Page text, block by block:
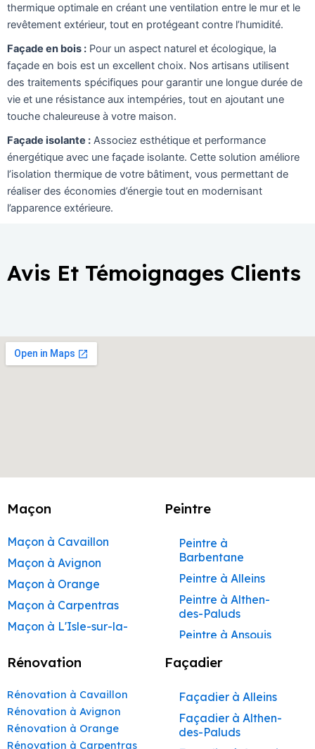
thermique optimale en créant une ventilation entre le mur et le
revêtement extérieur, tout en protégeant contre l’humidité.
Façade en bois : Pour un aspect naturel et écologique, la
façade en bois est un excellent choix. Nos artisans utilisent
des traitements spécifiques pour garantir une longue durée de
vie et une résistance aux intempéries, tout en ajoutant une
touche chaleureuse à votre maison.
Façade isolante : Associez esthétique et performance
énergétique avec une façade isolante. Cette solution améliore
l’isolation thermique de votre bâtiment, vous permettant de
réaliser des économies d’énergie tout en modernisant
l’apparence extérieure.
Avis Et Témoignages Clients
Maçon
Maçon à Cavaillon
Maçon à Avignon
Maçon à Orange
Maçon à Carpentras
Maçon à L'Isle-sur-la-
Maçon à Apt
Maçon à Pertuis
Maçon à Sorgues
Maçon à Le Pontet
Peintre
Peintre à
Barbentane
Peintre à Alleins
Peintre à Althen-
des-Paluds
Peintre à Ansouis
Peintre à Apt
Peintre à Aurons
Peintre à Avignon
Peintre à
Rénovation
Rénovation à Cavaillon
Rénovation à Avignon
Rénovation à Orange
Rénovation à Carpentras
Façadier
Façadier à Alleins
Façadier à Althen-
des-Paluds